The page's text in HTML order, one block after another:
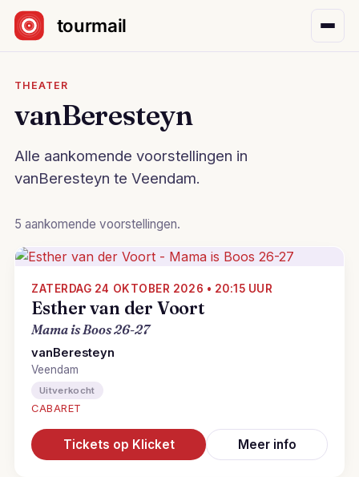
Sla navigatie over
THEATER
vanBeresteyn
Alle aankomende voorstellingen in
vanBeresteyn te Veendam.
5 aankomende voorstellingen.
ZATERDAG 24 OKTOBER 2026 • 20:15 UUR
Esther van der Voort
Mama is Boos 26-27
vanBeresteyn
Veendam
Uitverkocht
CABARET
Tickets op Klicket Meer info